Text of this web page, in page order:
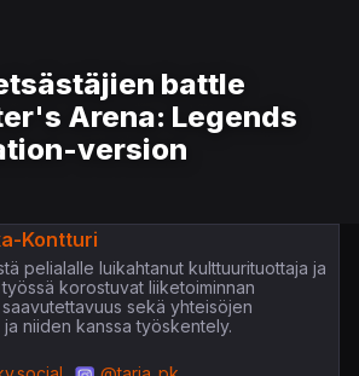
battle
Arena: Legends
version
Kontturi
pelialalle luikahtanut kulttuurituottaja ja
korostuvat liiketoiminnan
sekä yhteisöjen
niiden kanssa työskentely.